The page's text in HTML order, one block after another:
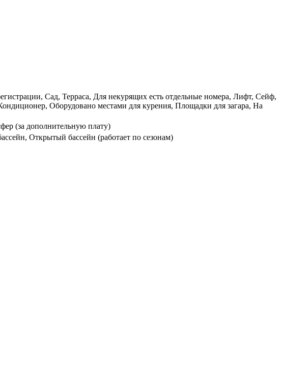
Сад, Терраса, Для некурящих есть отдельные номера, Лифт, Сейф,
Оборудовано местами для курения, Площадки для загара, На
(за дополнительную плату)
Открытый бассейн (работает по сезонам)